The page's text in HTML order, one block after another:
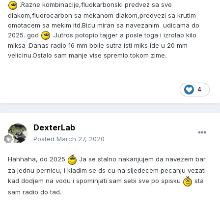
.Razne kombinacije,fluokarbonski predvez sa sve
dlakom,fluorocarbon sa mekanom dlakom,predvezi sa krutim
omotacem sa mekim itd.Bicu miran sa navezanim udicama do
2025. god
.Jutros potopio tajger a posle toga i izrolao kilo
miksa .Danas radio 16 mm boile sutra isti miks ide u 20 mm
velicinu.Ostalo sam manje vise spremio tokom zime.
4
DexterLab
Posted March 27, 2020
Hahhaha, do 2025
Ja se stalno nakanjujem da navezem bar
za jednu pernicu, i kladim se ds cu na sljedecem pecanju vezati
kad dodjem na vodu i spominjati sam sebi sve po spisku
sta
sam radio do tad.